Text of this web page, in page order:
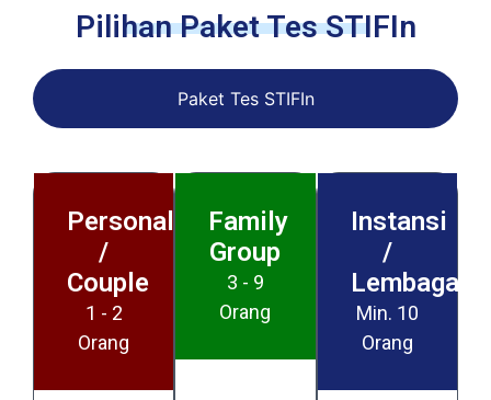
Pilihan Paket Tes STIFIn
Paket Tes STIFIn
Personal
/
Couple
1 - 2
Orang
Family
Group
3 - 9
Orang
Instansi
/
Lembaga
Min. 10
Orang